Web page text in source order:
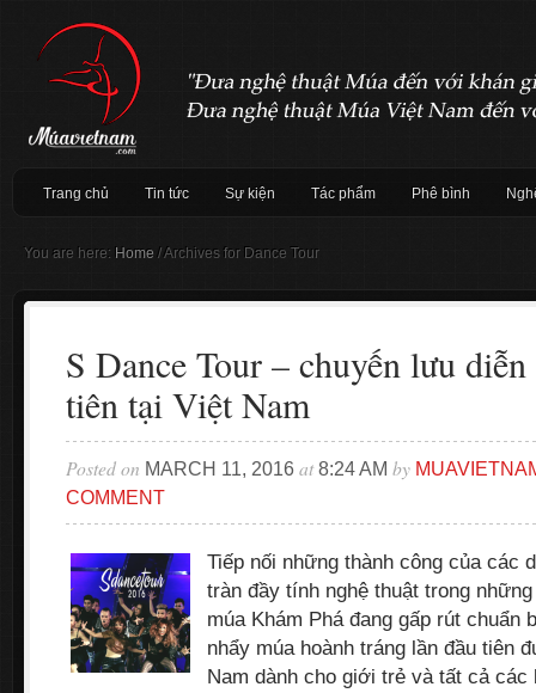
Trang chủ Tin tức Sự kiện Tác phẩm Phê bình
You are here: Home /Archives for Dance Tour
S Dance Tour – chuyến lưu
tiên tại Việt Nam
Posted on MARCH 11, 2016 at8:24 AM by
COMMENT
Tiếp nối những thành công của các
tràn đầy tính nghệ thuật trong
múa Khám Phá đang gấp rút chuẩn
nhẩy múa hoành tráng lần đầu tiên
Nam dành cho giới trẻ và tất cả các